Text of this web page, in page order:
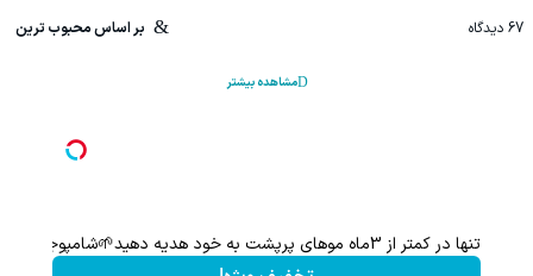
67 دیدگاه بر اساس محبوب ترین
مشاهده بیشتر
تنها در کمتر از 3ماه موهای پرپشت به خود هدیه دهید🌱شامپوجلبک40%تخفیف